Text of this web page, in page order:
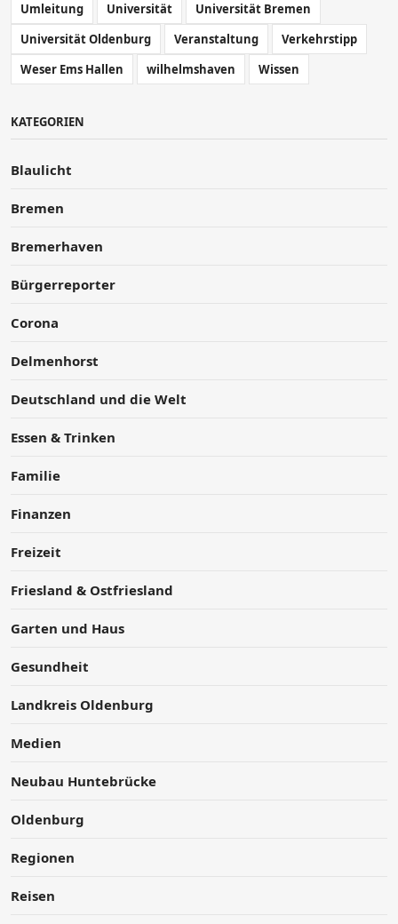
Umleitung
Universität
Universität Bremen
Universität Oldenburg
Veranstaltung
Verkehrstipp
Weser Ems Hallen
wilhelmshaven Wissen
KATEGORIEN
Blaulicht
Bremen
Bremerhaven
Bürgerreporter
Corona
Delmenhorst
Deutschland und die Welt
Essen & Trinken
Familie
Finanzen
Freizeit
Friesland & Ostfriesland
Garten und Haus
Gesundheit
Landkreis Oldenburg
Medien
Neubau Huntebrücke
Oldenburg
Regionen
Reisen